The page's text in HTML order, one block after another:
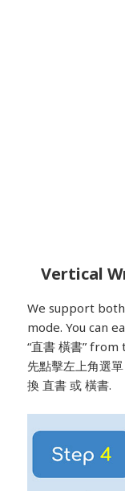
Vertical
We support
mode. You can
“直書 橫書”
先點擊左上角選
換 直書 或 橫書.